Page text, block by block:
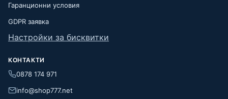
Гаранционни условия
GDPR заявка
Настройки за бисквитки
КОНТАКТИ
0878 174 971
info@shop777.net